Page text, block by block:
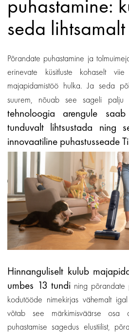
puhastamine:
seda
Põrandate puhastamine ja
erinevate küsitluste kohaselt
majapidamistöö hulka. Ja seda
suurem, nõuab see sageli
tehnoloogia arengule
tunduvalt lihtsustada ning
innovaatiline puhastusseade
Hinnanguliselt kulub
umbes 13 tundi ning põrandate
kodutööde nimekirjas vähemalt
võtab see märkimisväärse osa
puhastamise sagedus elustiilist,